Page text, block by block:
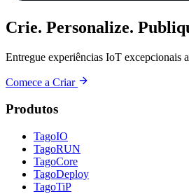
Crie. Personalize.
Entregue experiências IoT excepcionais
Comece a Criar
Produtos
TagoIO
TagoRUN
TagoCore
TagoDeploy
TagoTiP